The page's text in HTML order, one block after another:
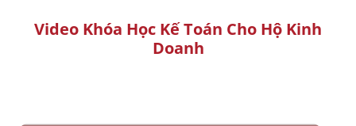
Video Khóa Học Kế Toán Cho Hộ Kinh
Doanh